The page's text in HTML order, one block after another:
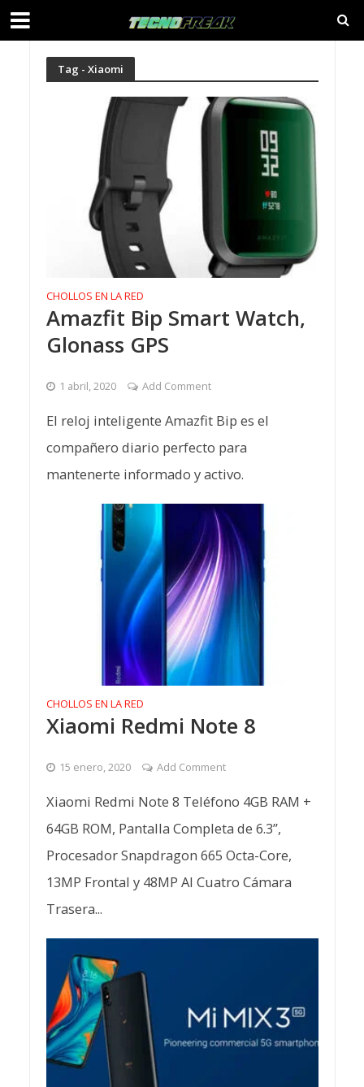
Tag - Xiaomi
CHOLLOS EN LA RED
Amazfit Bip Smart Watch,
Glonass GPS
1 abril, 2020 Add Comment
El reloj inteligente Amazfit Bip es el
compañero diario perfecto para
mantenerte informado y activo.
CHOLLOS EN LA RED
Xiaomi Redmi Note 8
15 enero, 2020 Add Comment
Xiaomi Redmi Note 8 Teléfono 4GB RAM +
64GB ROM, Pantalla Completa de 6.3”,
Procesador Snapdragon 665 Octa-Core,
13MP Frontal y 48MP AI Cuatro Cámara
Trasera...